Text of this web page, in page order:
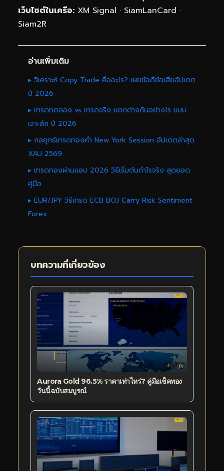
เว็บไซต์ในเครือ: XM Signal · SiamLanCard ·
Siam2R
อ่านเพิ่มเติม
▸ วิเคราะห์ Copy Trade คืออะไร? เผยข้อดีข้อเสียอัปเดต
ปี 2026
▸ เทรดทดลอง vs เทรดจริง แตกต่างกันอย่างไร แบบ
เจาะลึก ปี 2026
▸ กลยุทธ์เทรดทองคำ New York Session อัปเดตล่าสุด
XAU 2569
▸ เทรดทองผ่านแอป 2026 วิธีเริ่มต้นกำไรจริง สุดยอด
คู่มือ
▸ EUR/JPY วิธีเทรด ECB BOJ Carry Risk Sentiment
Forex
บทความที่เกี่ยวข้อง
Aurora Gold 96.5% ราคาเท่าไหร่? คู่มือเช็คทอง
วันนี้ฉบับสมบูรณ์